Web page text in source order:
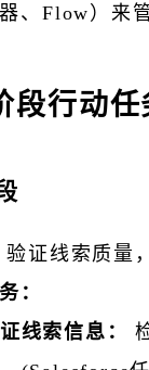
、Flow）来
段行动任
验证线索质量
：
线索信息：